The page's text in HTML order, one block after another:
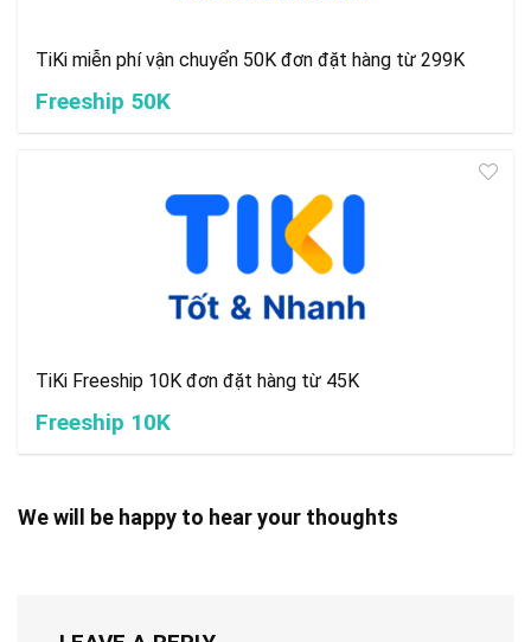
TiKi miễn phí vận chuyển 50K đơn đặt hàng từ 299K
Freeship 50K
TiKi Freeship 10K đơn đặt hàng từ 45K
Freeship 10K
We will be happy to hear your thoughts